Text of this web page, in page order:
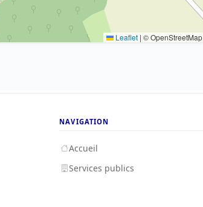
Leaflet | © OpenStreetMap
NAVIGATION
Accueil
Services publics